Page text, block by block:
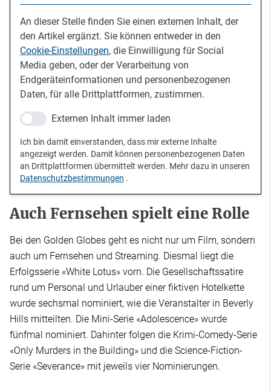
An dieser Stelle finden Sie einen externen Inhalt, der
den Artikel ergänzt. Sie können entweder in den
Cookie-Einstellungen, die Einwilligung für Social
Media geben, oder der Verarbeitung von
Endgeräteinformationen und personenbezogenen
Daten, für alle Drittplattformen, zustimmen.
Externen Inhalt immer laden
Ich bin damit einverstanden, dass mir externe Inhalte
angezeigt werden. Damit können personenbezogenen Daten
an Drittplattformen übermittelt werden. Mehr dazu in unseren
Datenschutzbestimmungen .
Auch Fernsehen spielt eine Rolle
Bei den Golden Globes geht es nicht nur um Film, sondern
auch um Fernsehen und Streaming. Diesmal liegt die
Erfolgsserie «White Lotus» vorn. Die Gesellschaftssatire
rund um Personal und Urlauber einer fiktiven Hotelkette
wurde sechsmal nominiert, wie die Veranstalter in Beverly
Hills mitteilten. Die Mini-Serie «Adolescence» wurde
fünfmal nominiert. Dahinter folgen die Krimi-Comedy-Serie
«Only Murders in the Building» und die Science-Fiction-
Serie «Severance» mit jeweils vier Nominierungen.